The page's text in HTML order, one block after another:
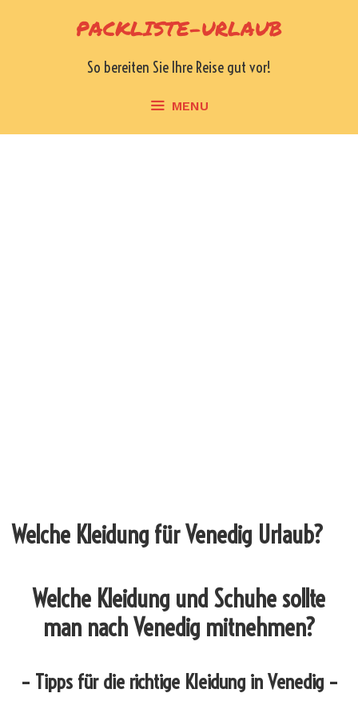
PACKLISTE-URLAUB
So bereiten Sie Ihre Reise gut vor!
MENU
Welche Kleidung für Venedig Urlaub?
Welche Kleidung und Schuhe sollte
man nach Venedig mitnehmen?
– Tipps für die richtige Kleidung in Venedig –